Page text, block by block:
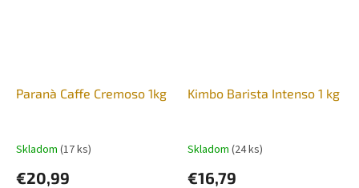
Paranà Caffe Cremoso 1kg
Skladom (17 ks)
€20,99
Kimbo Barista Intenso 1 kg
Skladom (24 ks)
€16,79